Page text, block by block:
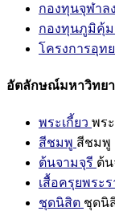
กองทุนจุฬา
กองทุนภูมิคุ้ม
โครงการอุท
อัตลักษณ์มหาวิทย
พระเกี้ยว พร
สีชมพู สีชมพู
ต้นจามจุรี ต้น
เสื้อครุยพระ
ชุดนิสิต ชุดนิ